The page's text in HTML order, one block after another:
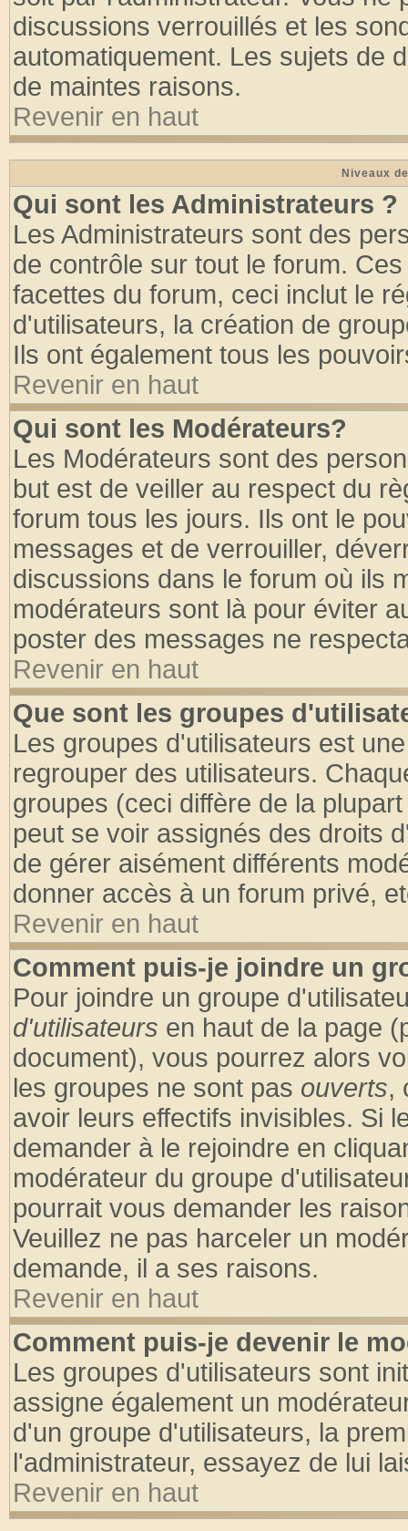
discussions verrouillés et les
automatiquement. Les sujets de
de maintes raisons.
Revenir en haut
Niveaux
Qui sont les Administrateurs ?
Les Administrateurs sont des
de contrôle sur tout le forum.
facettes du forum, ceci inclut le
d'utilisateurs, la création de
Ils ont également tous les
Revenir en haut
Qui sont les Modérateurs?
Les Modérateurs sont des
but est de veiller au respect du
forum tous les jours. Ils ont le
messages et de verrouiller,
discussions dans le forum où ils
modérateurs sont là pour éviter
poster des messages ne
Revenir en haut
Que sont les groupes
Les groupes d'utilisateurs est
regrouper des utilisateurs.
groupes (ceci diffère de la
peut se voir assignés des droits
de gérer aisément différents
donner accès à un forum privé,
Revenir en haut
Comment puis-je joindre un
Pour joindre un groupe
d'utilisateurs en haut de la page
document), vous pourrez alors
les groupes ne sont pas ouverts,
avoir leurs effectifs invisibles. Si
demander à le rejoindre en
modérateur du groupe
pourrait vous demander les
Veuillez ne pas harceler un
demande, il a ses raisons.
Revenir en haut
Comment puis-je devenir le
Les groupes d'utilisateurs sont
assigne également un
d'un groupe d'utilisateurs, la
l'administrateur, essayez de lui
Revenir en haut